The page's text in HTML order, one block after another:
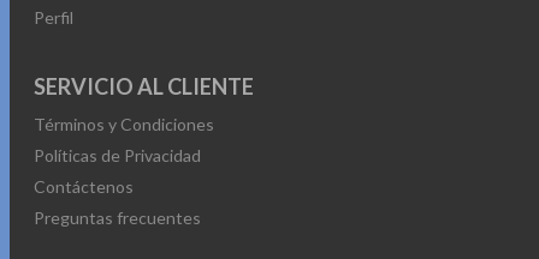
Perfil
SERVICIO AL CLIENTE
Términos y Condiciones
Políticas de Privacidad
Contáctenos
Preguntas frecuentes